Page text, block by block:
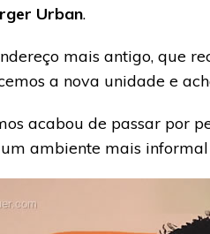
Urban.
mais antigo, que
a nova unidade e
acabou de passar por
ambiente mais